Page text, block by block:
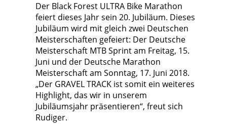
Der Black Forest ULTRA Bike Marathon
feiert dieses Jahr sein 20. Jubiläum. Dieses
Jubiläum wird mit gleich zwei Deutschen
Meisterschaften gefeiert: Der Deutsche
Meisterschaft MTB Sprint am Freitag, 15.
Juni und der Deutsche Marathon
Meisterschaft am Sonntag, 17. Juni 2018.
„Der GRAVEL TRACK ist somit ein weiteres
Highlight, das wir in unserem
Jubiläumsjahr präsentieren“, freut sich
Rudiger.